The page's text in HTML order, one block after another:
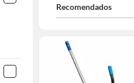
Recomendados